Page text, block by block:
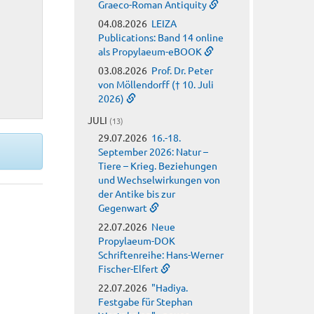
Graeco-Roman Antiquity
04.08.2026 LEIZA
Publications: Band 14 online
als Propylaeum-eBOOK
03.08.2026 Prof. Dr. Peter
von Möllendorff († 10. Juli
2026)
JULI (13)
29.07.2026 16.-18.
September 2026: Natur –
Tiere – Krieg. Beziehungen
und Wechselwirkungen von
der Antike bis zur
Gegenwart
22.07.2026 Neue
Propylaeum-DOK
Schriftenreihe: Hans-Werner
Fischer-Elfert
22.07.2026 "Hadiya.
Festgabe für Stephan